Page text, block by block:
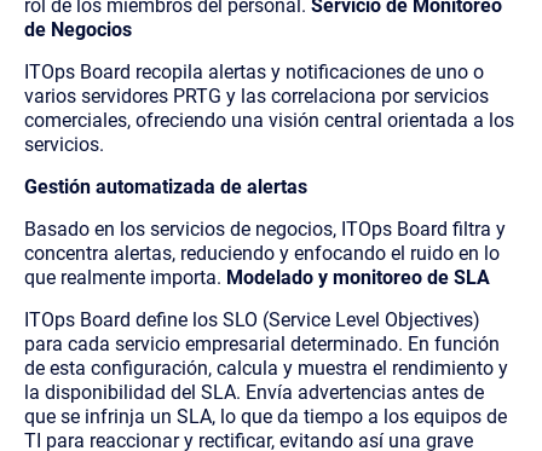
rol de los miembros del personal. Servicio de Monitoreo
de Negocios
ITOps Board recopila alertas y notificaciones de uno o
varios servidores PRTG y las correlaciona por servicios
comerciales, ofreciendo una visión central orientada a los
servicios.
Gestión automatizada de alertas
Basado en los servicios de negocios, ITOps Board filtra y
concentra alertas, reduciendo y enfocando el ruido en lo
que realmente importa. Modelado y monitoreo de SLA
ITOps Board define los SLO (Service Level Objectives)
para cada servicio empresarial determinado. En función
de esta configuración, calcula y muestra el rendimiento y
la disponibilidad del SLA. Envía advertencias antes de
que se infrinja un SLA, lo que da tiempo a los equipos de
TI para reaccionar y rectificar, evitando así una grave